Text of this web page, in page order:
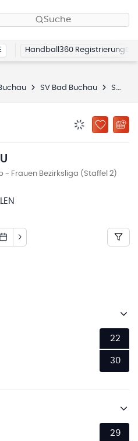
Suche
Handball360 Registrierung
SV Bad Buchau Spielplan
ZU
Frauen Bezirksliga (Staffel 2)
22
30
29